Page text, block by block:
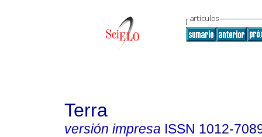
Terra
versión impresa ISSN 1012-